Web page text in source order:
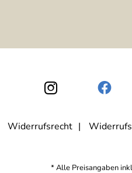
Widerrufsrecht
* Alle Preisangaben